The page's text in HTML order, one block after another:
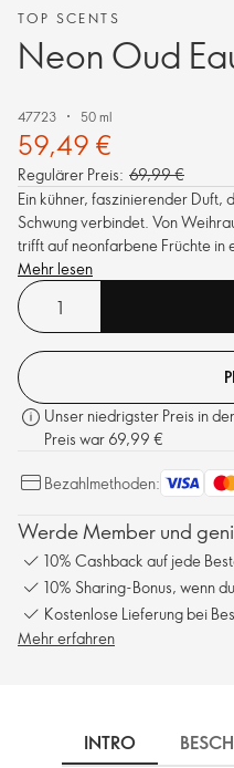
TOP SCENTS
Neon Oud
47723 50 ml
59,49 €
Regulärer Preis: 69,99 €
Ein kühner, faszinierender Duft,
Schwung verbindet. Von
trifft auf neonfarbene Früchte
Verschmelzung von gewagter
Mehr lesen
Unser niedrigster Preis in
Preis war 69,99 €
Bezahlmethoden:
Werde Member und
10% Cashback auf jede
10% Sharing-Bonus, wenn
Kostenlose Lieferung bei
Mehr erfahren
INTRO